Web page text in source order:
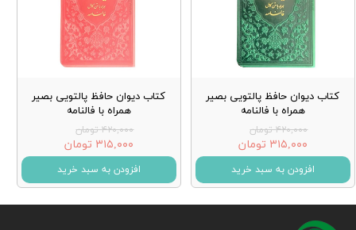
کتاب دیوان حافظ پالتویی بصیر
همراه با فالنامه
۴۲۰,۰۰۰ تومان
۳۱۵,۰۰۰ تومان
افزودن به سبد خرید
کتاب دیوان حافظ پالتویی بصیر
همراه با فالنامه
۴۲۰,۰۰۰ تومان
۳۱۵,۰۰۰ تومان
افزودن به سبد خرید